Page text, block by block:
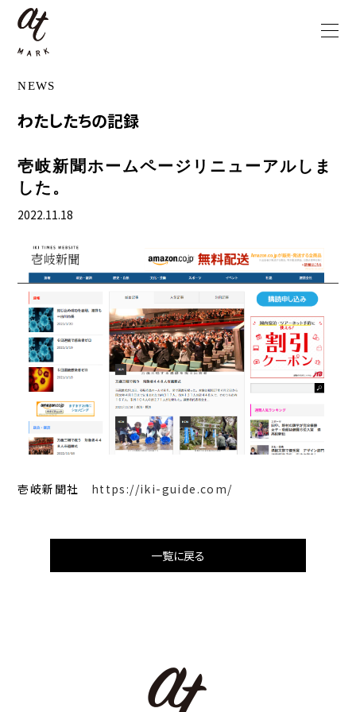
NEWS
わたしたちの記録
壱岐新聞ホームページリニューアルしま
した。
2022.11.18
壱岐新聞社 https://iki-guide.com/
一覧に戻る